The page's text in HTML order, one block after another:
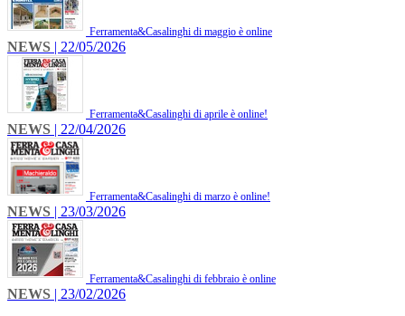
Ferramenta&Casalinghi di maggio è online
NEWS | 22/05/2026
Ferramenta&Casalinghi di aprile è online!
NEWS | 22/04/2026
Ferramenta&Casalinghi di marzo è online!
NEWS | 23/03/2026
Ferramenta&Casalinghi di febbraio è online
NEWS | 23/02/2026